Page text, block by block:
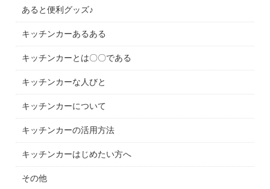
あると便利グッズ♪
キッチンカーあるある
キッチンカーとは〇〇である
キッチンカーな人びと
キッチンカーについて
キッチンカーの活用方法
キッチンカーはじめたい方へ
その他